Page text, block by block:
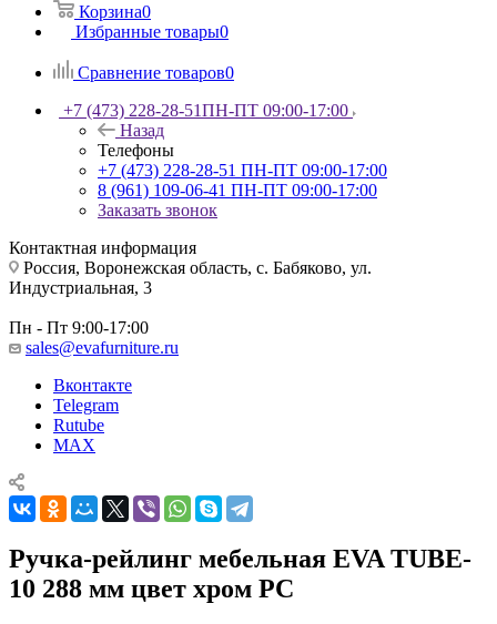
Корзина0
Избранные товары0
Сравнение товаров0
+7 (473) 228-28-51ПН-ПТ 09:00-17:00
Назад
Телефоны
+7 (473) 228-28-51 ПН-ПТ 09:00-17:00
8 (961) 109-06-41 ПН-ПТ 09:00-17:00
Заказать звонок
Контактная информация
Россия, Воронежская область, с. Бабяково, ул.
Индустриальная, 3
Пн - Пт 9:00-17:00
sales@evafurniture.ru
Вконтакте
Telegram
Rutube
MAX
Ручка-рейлинг мебельная EVA TUBE-
10 288 мм цвет хром PC